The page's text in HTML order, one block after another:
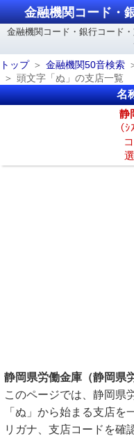
金融機関コード・
金融機関コード・銀行コード
トップ
金融機関50音検索
頭文字「ぬ」の支店一覧
名
静
（
静岡県労働金庫（静岡県
このページでは、静岡県
「ぬ」から始まる支店を
リガナ、支店コードを確